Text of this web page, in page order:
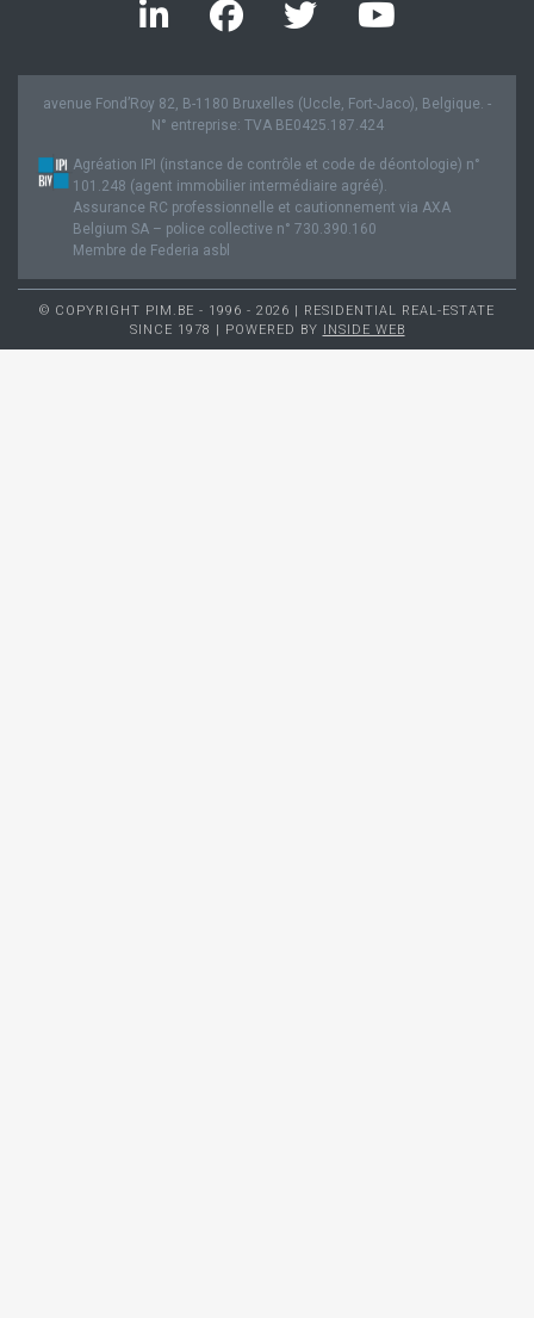
avenue Fond’Roy 82, B-1180 Bruxelles (Uccle, Fort-Jaco), Belgique. -
N° entreprise: TVA BE0425.187.424
Agréation IPI (instance de contrôle et code de déontologie) n°
101.248 (agent immobilier intermédiaire agréé).
Assurance RC professionnelle et cautionnement via AXA
Belgium SA – police collective n° 730.390.160
Membre de Federia asbl
© COPYRIGHT PIM.BE - 1996 - 2026 | RESIDENTIAL REAL-ESTATE
SINCE 1978 | POWERED BY
INSIDE WEB